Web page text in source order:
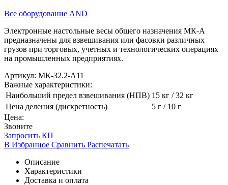
Все оборудование AND
Электронные настольные весы общего назначения МК-А
предназначены для взвешивания или фасовки различных
грузов при торговых, учетных и технологических операциях
на промышленных предприятиях.
Артикул: МК-32.2-А11
Важные характеристики:
Наибольший предел взвешивания (НПВ) 15 кг / 32 кг
Цена деления (дискретность)
5 г / 10 г
Цена:
Звоните
Запросить КП
В Избранное Сравнить Распечатать
Описание
Характеристики
Доставка и оплата